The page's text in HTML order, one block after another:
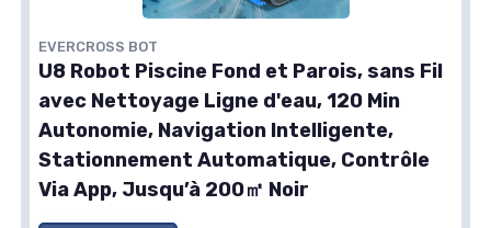
EVERCROSS BOT
U8 Robot Piscine Fond et Parois, sans Fil
avec Nettoyage Ligne d'eau, 120 Min
Autonomie, Navigation Intelligente,
Stationnement Automatique, Contrôle
Via App, Jusqu’à 200㎡ Noir